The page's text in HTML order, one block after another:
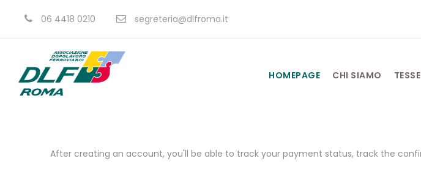
06 4418 0210 segreteria@dlfroma.it
HOMEPAGE CHI SIAMO
After creating an account, you'll be able to track your payment status, track the